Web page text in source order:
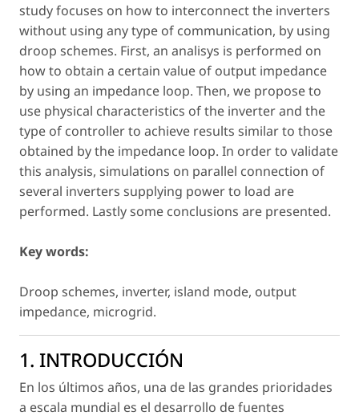
study focuses on how to interconnect the inverters
without using any type of communication, by using
droop schemes. First, an analisys is performed on
how to obtain a certain value of output impedance
by using an impedance loop. Then, we propose to
use physical characteristics of the inverter and the
type of controller to achieve results similar to those
obtained by the impedance loop. In order to validate
this analysis, simulations on parallel connection of
several inverters supplying power to load are
performed. Lastly some conclusions are presented.
Key words:
Droop schemes, inverter, island mode, output
impedance, microgrid.
1. INTRODUCCIÓN
En los últimos años, una de las grandes prioridades
a escala mundial es el desarrollo de fuentes